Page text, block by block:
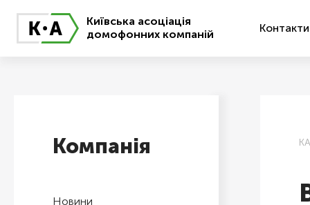
Київська асоціація
домофонних компаній
Контакти
Компанія
Новини